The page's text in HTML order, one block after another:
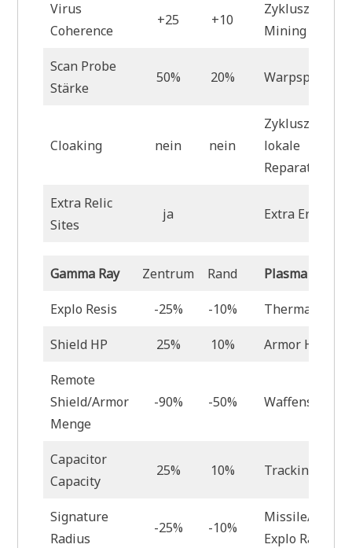
Virus
Coherence
+25 +10
Zykluszeit
Mining Laser
Scan Probe
Stärke
50% 20% Warpspeed
Cloaking nein nein
Zykluszeit
lokale
Reparatur
Extra Relic
Sites
ja Extra Erz Anos
Gamma Ray Zentrum Rand Plasma
Explo Resis -25% -10% Thermal Resis
Shield HP 25% 10% Armor HP
Remote
Shield/Armor
Menge
-90% -50%
Capacitor
Capacity
25% 10% Tracking
Signature
Radius
-25% -10%
Missile/
Explo Radius